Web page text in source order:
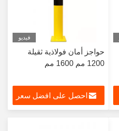
فيديو
حواجز أمان فولاذية ثقيلة
1200 مم 1600 مم
احصل على افضل سعر